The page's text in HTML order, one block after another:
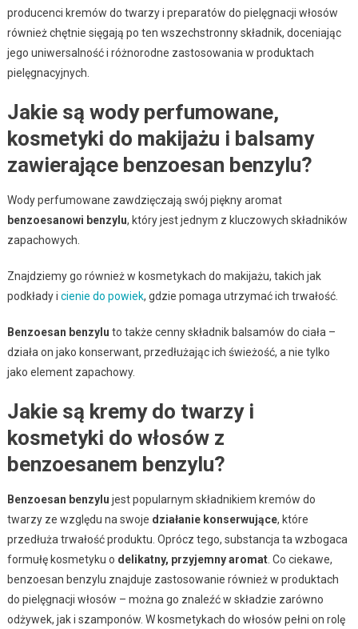
producenci kremów do twarzy i preparatów do pielęgnacji włosów
również chętnie sięgają po ten wszechstronny składnik, doceniając
jego uniwersalność i różnorodne zastosowania w produktach
pielęgnacyjnych.
Jakie są wody perfumowane,
kosmetyki do makijażu i balsamy
zawierające benzoesan benzylu?
Wody perfumowane zawdzięczają swój piękny aromat
benzoesanowi benzylu, który jest jednym z kluczowych składników
zapachowych.
Znajdziemy go również w kosmetykach do makijażu, takich jak
podkłady i cienie do powiek, gdzie pomaga utrzymać ich trwałość.
Benzoesan benzylu to także cenny składnik balsamów do ciała –
działa on jako konserwant, przedłużając ich świeżość, a nie tylko
jako element zapachowy.
Jakie są kremy do twarzy i
kosmetyki do włosów z
benzoesanem benzylu?
Benzoesan benzylu jest popularnym składnikiem kremów do
twarzy ze względu na swoje działanie konserwujące, które
przedłuża trwałość produktu. Oprócz tego, substancja ta wzbogaca
formułę kosmetyku o delikatny, przyjemny aromat. Co ciekawe,
benzoesan benzylu znajduje zastosowanie również w produktach
do pielęgnacji włosów – można go znaleźć w składzie zarówno
odżywek, jak i szamponów. W kosmetykach do włosów pełni on rolę